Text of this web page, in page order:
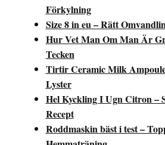
Förkylning
Size 8 in eu – Rätt
Hur Vet Man Om Man Är
Tecken
Tirtir Ceramic Milk
Lyster
Hel Kyckling I Ugn Citron –
Recept
Roddmaskin bäst i test –